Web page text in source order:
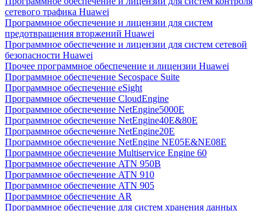
сетевого трафика Huawei
Программное обеспечение и лицензии для систем
предотвращения вторжений Huawei
Программное обеспечение и лицензии для систем сетевой
безопасности Huawei
Прочее программное обеспечение и лицензии Huawei
Программное обеспечение Secospace Suite
Программное обеспечение eSight
Программное обеспечение CloudEngine
Программное обеспечение NetEngine5000E
Программное обеспечение NetEngine40E&80E
Программное обеспечение NetEngine20E
Программное обеспечение NetEngine NE05E&NE08E
Программное обеспечение Multiservice Engine 60
Программное обеспечение ATN 950B
Программное обеспечение ATN 910
Программное обеспечение ATN 905
Программное обеспечение AR
Программное обеспечение для систем хранения данных